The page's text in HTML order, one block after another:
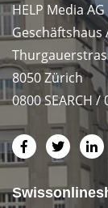
HELP Media AG
Geschäftshaus
8050 Zürich
0800 SEARCH /